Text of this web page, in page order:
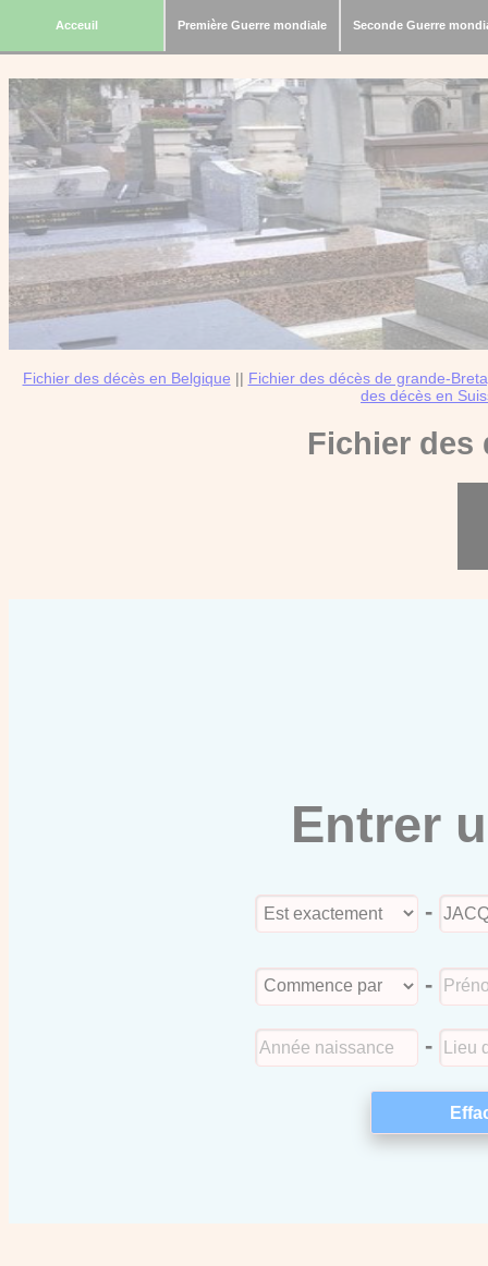
Acceuil Première Guerre mondiale Seconde Guerre
Fichier des décès en Belgique || Fichier des décès de grande-
des décès en
Fichier des
Entrer
-
-
-